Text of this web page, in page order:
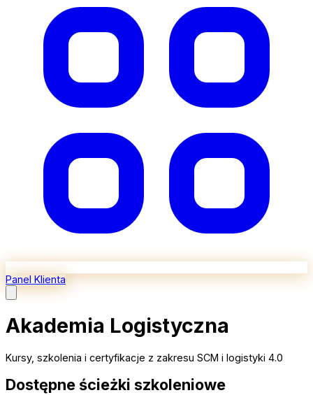
Panel Klienta
Akademia Logistyczna
Kursy, szkolenia i certyfikacje z zakresu SCM i logistyki 4.0
Dostępne ścieżki szkoleniowe